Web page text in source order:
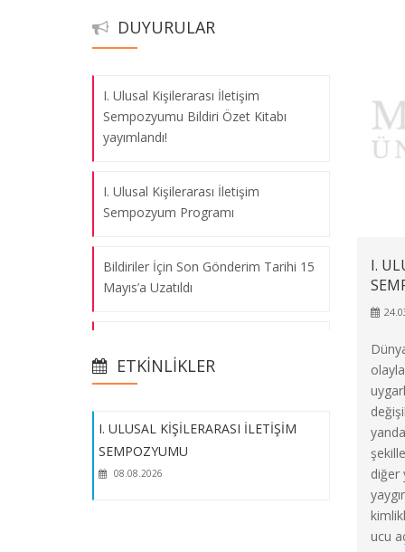
I.
diğer
ucu
DUYURULAR
Bildiriler İçin Son Gönderim Tarihi 15
I. Ulusal Kişilerarası İletişim
Sempozyumu Bildiri Özet Kitabı
yayımlandı!
I. Ulusal Kişilerarası İletişim
Sempozyum Programı
Bildiriler İçin Son Gönderim Tarihi 15
Mayıs’a Uzatıldı
Sempozyumu Bildiri Özet Kitabı
yayımlandı!
I. Ulusal Kişilerarası İletişim
Sempozyum Programı
ETKINLIKLER
08.08.2026
I. ULUSAL KİŞİLERARASI İLETİŞİM
SEMPOZYUMU
08.08.2026